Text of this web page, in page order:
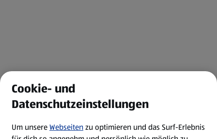
Cookie- und
Datenschutzeinstellungen
Um unsereWebseitenzu optimieren und das Surf-Erlebnis